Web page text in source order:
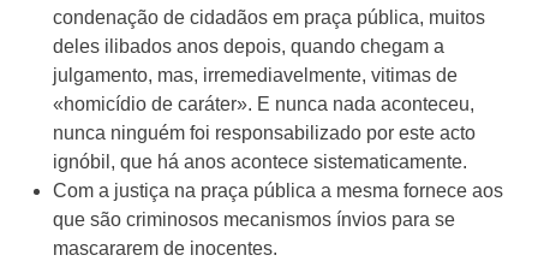
condenação de cidadãos em praça pública, muitos
deles ilibados anos depois, quando chegam a
julgamento, mas, irremediavelmente, vitimas de
«homicídio de caráter». E nunca nada aconteceu,
nunca ninguém foi responsabilizado por este acto
ignóbil, que há anos acontece sistematicamente.
Com a justiça na praça pública a mesma fornece aos
que são criminosos mecanismos ínvios para se
mascararem de inocentes.